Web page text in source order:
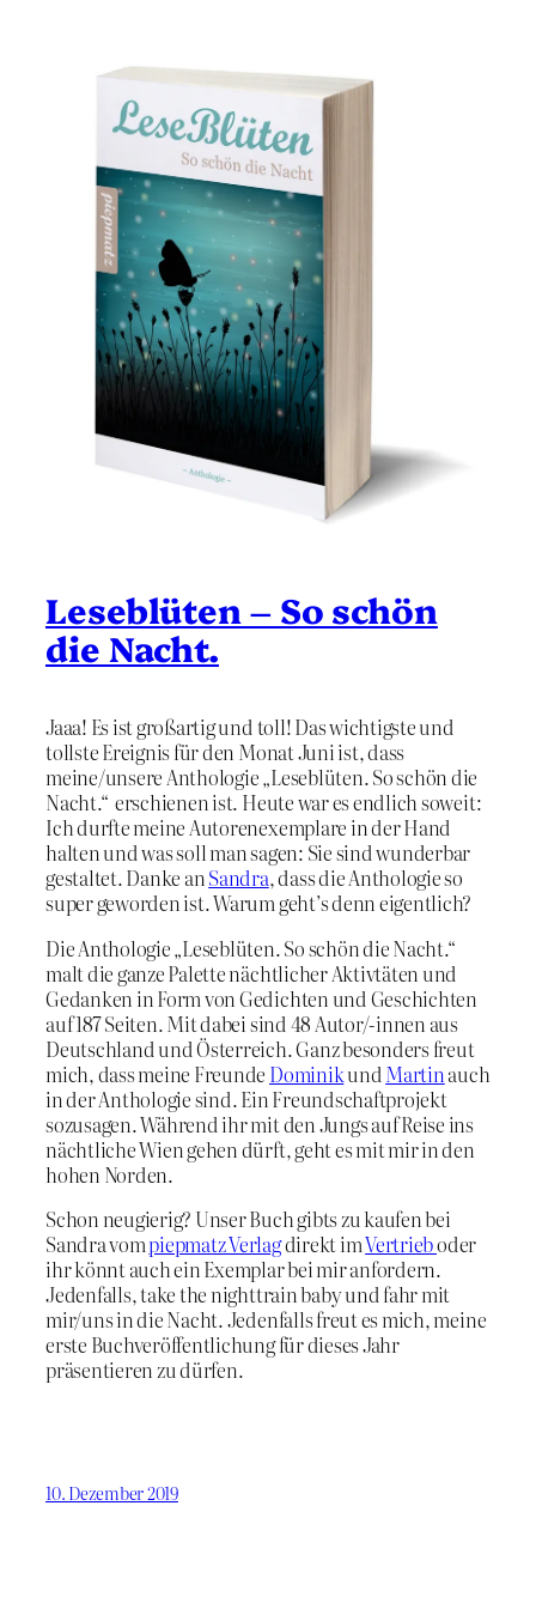
Leseblüten – So schön
die Nacht.
Jaaa! Es ist großartig und toll! Das wichtigste und
tollste Ereignis für den Monat Juni ist, dass
meine/unsere Anthologie „Leseblüten. So schön die
Nacht.“ erschienen ist. Heute war es endlich soweit:
Ich durfte meine Autorenexemplare in der Hand
halten und was soll man sagen: Sie sind wunderbar
gestaltet. Danke anSandra, dass die Anthologie so
super geworden ist. Warum geht’s denn eigentlich?
Die Anthologie „Leseblüten. So schön die Nacht.“
malt die ganze Palette nächtlicher Aktivtäten und
Gedanken in Form von Gedichten und Geschichten
auf 187 Seiten. Mit dabei sind 48 Autor/-innen aus
Deutschland und Österreich. Ganz besonders freut
mich, dass meine Freunde Dominikund Martinauch
in der Anthologie sind. Ein Freundschaftprojekt
sozusagen. Während ihr mit den Jungs auf Reise ins
nächtliche Wien gehen dürft, geht es mit mir in den
hohen Norden.
Schon neugierig? Unser Buch gibts zu kaufen bei
Sandra vompiepmatz Verlagdirekt imVertrieboder
ihr könnt auch ein Exemplar bei mir anfordern.
Jedenfalls, take the nighttrain baby und fahr mit
mir/uns in die Nacht. Jedenfalls freut es mich, meine
erste Buchveröffentlichung für dieses Jahr
präsentieren zu dürfen.
10. Dezember 2019